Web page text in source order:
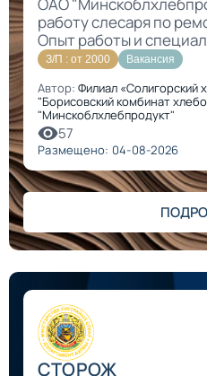
работу слесаря по
Опыт работы и
З/П : от 2000 Вакансия
Автор: Филиал «Солигорский
"Борисовский комбинат
"Минскоблхлебпродукт"
57
Размещено: 04-08-2026
СТОРОЖ